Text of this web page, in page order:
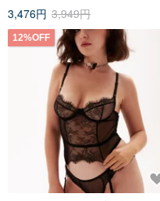
3,476円 3,949円
12%OFF